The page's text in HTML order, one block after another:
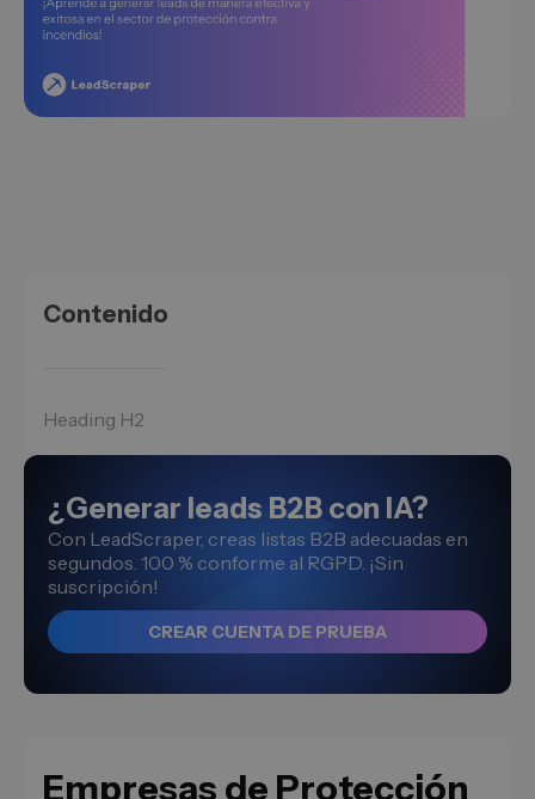
Contenido
Heading H2
¿Generar leads B2B con IA?
Con LeadScraper, creas listas B2B adecuadas en
segundos. 100 % conforme al RGPD. ¡Sin
suscripción!
CREAR CUENTA DE PRUEBA
Empresas de Protección